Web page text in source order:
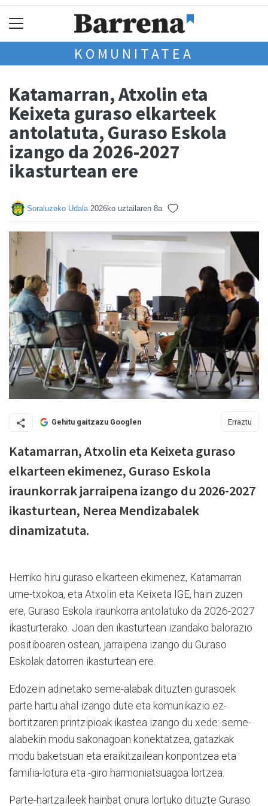
KOMUNITATEA
Katamarran, Atxolin eta
Keixeta guraso elkarteek
antolatuta, Guraso Eskola
izango da 2026-2027
ikasturtean ere
Soraluzeko Udala 2026ko uztailaren 8a
Gehitu gaitzazu Googlen Erraztu
Katamarran, Atxolin eta Keixeta guraso
elkarteen ekimenez, Guraso Eskola
iraunkorrak jarraipena izango du 2026-2027
ikasturtean, Nerea Mendizabalek
dinamizatuta.
Herriko hiru guraso elkarteen ekimenez, Katamarran
ume-txokoa, eta Atxolin eta Keixeta IGE, hain zuzen
ere, Guraso Eskola iraunkorra antolatuko da 2026-2027
ikasturterako. Joan den ikasturtean izandako balorazio
positiboaren ostean, jarraipena izango du Guraso
Eskolak datorren ikasturtean ere.
Edozein adinetako seme-alabak dituzten gurasoek
parte hartu ahal izango dute eta komunikazio ez-
bortitzaren printzipioak ikastea izango du xede: seme-
alabekin modu sakonagoan konektatzea, gatazkak
modu baketsuan eta eraikitzailean konpontzea eta
familia-lotura eta -giro harmoniatsuagoa lortzea.
Parte-hartzaileek hainbat onura lortuko dituzte Guraso